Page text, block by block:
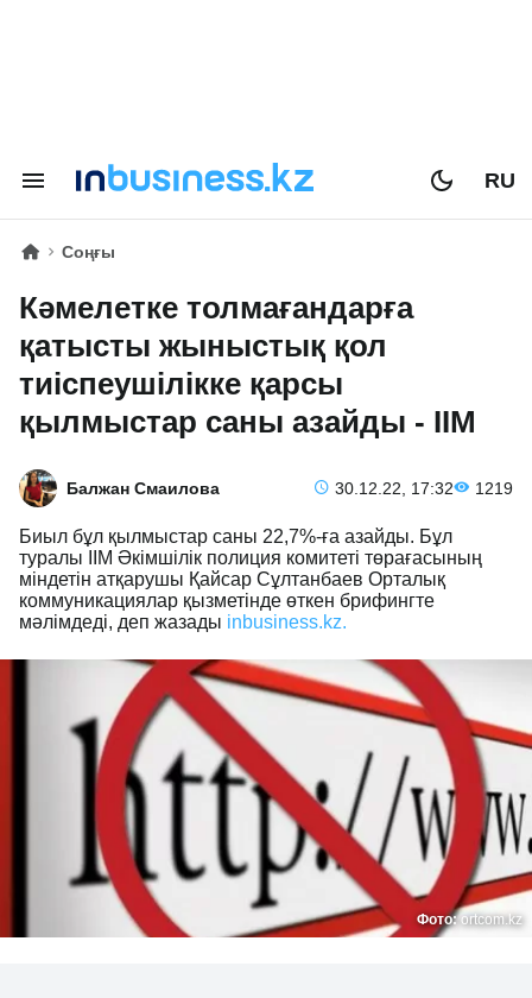
RU
Соңғы
Кәмелетке толмағандарға
қатысты жыныстық қол
тиіспеушілікке қарсы
қылмыстар саны азайды - ІІМ
Балжан Смаилова 30.12.22, 17:32 1219
Биыл бұл қылмыстар саны 22,7%-ға азайды. Бұл
туралы ІІМ Әкімшілік полиция комитеті төрағасының
міндетін атқарушы Қайсар Сұлтанбаев Орталық
коммуникациялар қызметінде өткен брифингте
мәлімдеді, деп жазады inbusiness.kz.
Фото: ortcom.kz